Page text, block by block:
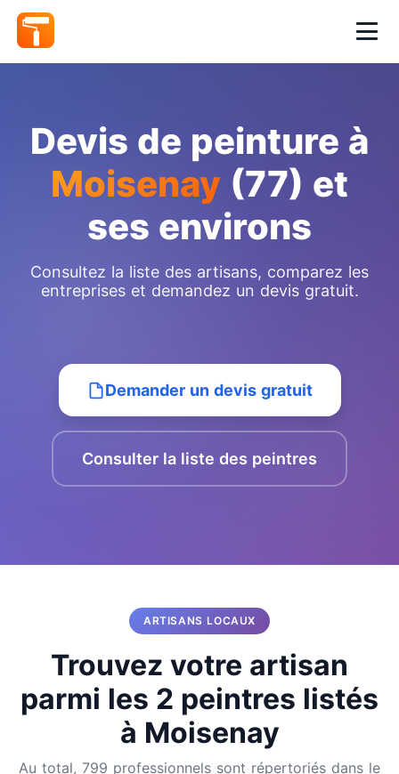
Devis de peinture à
Moisenay (77) et
ses environs
Consultez la liste des artisans, comparez les
entreprises et demandez un devis gratuit.
Demander un devis gratuit
Consulter la liste des peintres
ARTISANS LOCAUX
Trouvez votre artisan
parmi les 2 peintres listés
à Moisenay
Au total, 799 professionnels sont répertoriés dans le